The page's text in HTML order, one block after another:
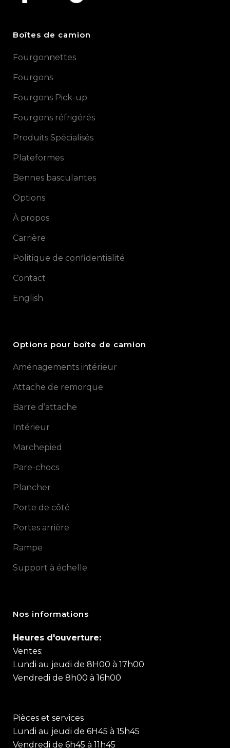
Boîtes de camion
Fourgonnettes
Fourgons
Fourgons Pick-up
Fourgons réfrigérés
Produits Spécialisés
Plateformes
Bennes basculantes
Options
À propos
Carrière
Politique de confidentialité
Contact
English
Options pour boîte de camion
Aménagements intérieur
Attache de remorque
Barre d’attache
Intérieur
Marchepied
Pare-chocs
Plancher
Porte de côté
Portes arrière
Rampe
Support à échelle
Nos informations
Heures d'ouverture:
Ventes:
Lundi au jeudi de 8H00 à 17h00
Vendredi de 8h00 à 16h00
Pièces et services
Lundi au jeudi de 6H45 à 15h45
Vendredi de 6h45 à 11h45